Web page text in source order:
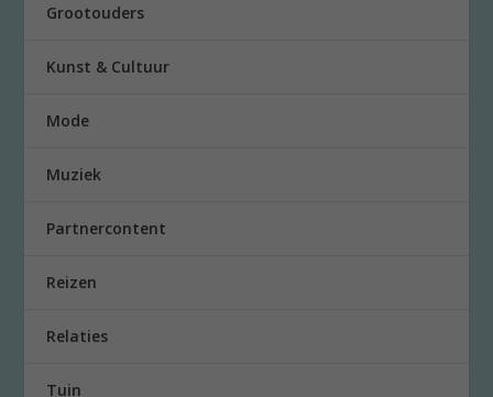
Grootouders
Kunst & Cultuur
Mode
Muziek
Partnercontent
Reizen
Relaties
Tuin